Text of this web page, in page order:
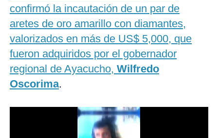
Internacional
Tecnología
Mix
G de Gestión
Notas Contratadas
confirmó la incautación de un par de
aretes de oro amarillo con diamantes,
valorizados en más de US$ 5,000, que
fueron adquiridos por el gobernador
regional de Ayacucho, Wilfredo
Oscorima.